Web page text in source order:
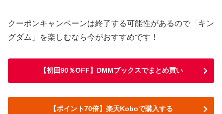
クーポンキャンペーンは終了する可能性があるので「キン
グダム」を楽しむなら今がおすすめです！
【初回90％OFF】DMMブックスでまとめ買い
【ポイント70倍】楽天Koboで購入する